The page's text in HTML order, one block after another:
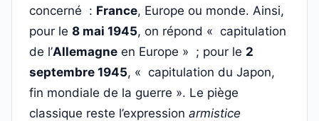
concerné : France, Europe ou monde. Ainsi,
pour le 8 mai 1945, on répond « capitulation
de l’Allemagne en Europe » ; pour le 2
septembre 1945, « capitulation du Japon,
fin mondiale de la guerre ». Le piège
classique reste l’expression armistice